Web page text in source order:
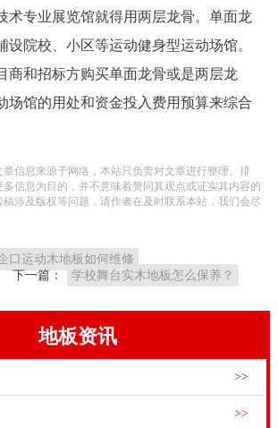
术专业展览馆就得用两层龙骨。单面龙
设院校、小区等运动健身型运动场馆。
商和招标方购买单面龙骨或是两层龙
场馆的用处和资金投入费用预算来综合
信息来源于网络，本站只负责对文章进行整理、排
信息为目的，并不意味着赞同其观点或证实其内容的
涉及版权等问题，请作者在及时联系本站，我们会尽
口运动木地板如何维修
下一篇：
学校舞台实木地板怎么保养？
地板资讯
>>
>>